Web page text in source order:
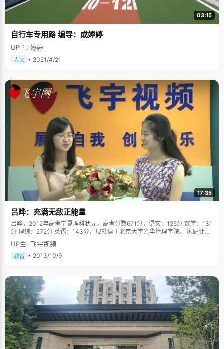
03:15
自行车专用路 编导：成婷婷
UP主: 婷婷
人文 • 2021/4/21
17:35
吕晔：充满无敌正能量
吕晔，2012年高考宁夏理科状元，高考分数671分，语文：125分 数学：131
分 理综：272分 英语：143分，现就读于北京大学光华管理学院。 家庭让吕
晔的性格温婉善良 吕晔有一个幸福美满的家庭，家里的每一个成员都给小吕
晔带来了很深的影响。吕晔很小的时候是和奶奶生活在一起的，小的时候，
她的爸爸妈妈工作比较忙，奶奶就一直照顾和疼爱着小吕晔。在她的记忆
平和的心态和待人接物的方法都在一点一滴的影响着小吕晔，她不断向奶奶
学习看齐，也变得坚韧又温婉善良起来。 老爸开阔的视野和心胸也不断影响
着吕晔对于生活的态度，开阔的视野引导着吕晔接触了很多新鲜事物，而开
阔的心胸能让吕晔保持着一个胜不骄败不馁的平和心态，这些都让她受益匪
浅，也让她能够更快乐的生活。 性格温和的小吕晔的青春期也风平浪静，乖
乖女般的她，没有早恋，学习也不需要父母担心，从小的独立和自主，让爸
爸妈妈对她也十分放心。 小身体隐藏大能量 吕晔看起来瘦瘦小小的样子，却
有着非常需要力气的兴趣爱好。她很喜欢的运动是骑自行车和篮球。早在吕
晔上新东方的时候，语法老师第一堂课就先画出了一条从北京到香港的路
UP主: 飞宇视频
教育 • 2013/10/9